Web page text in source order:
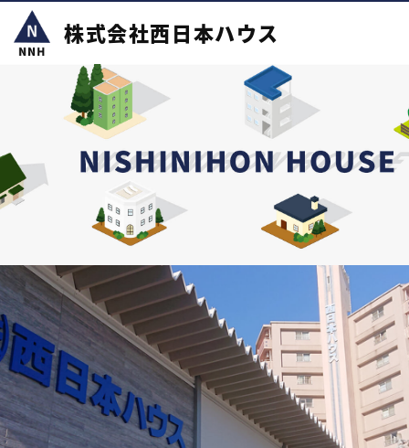
株式会社西日本ハウス